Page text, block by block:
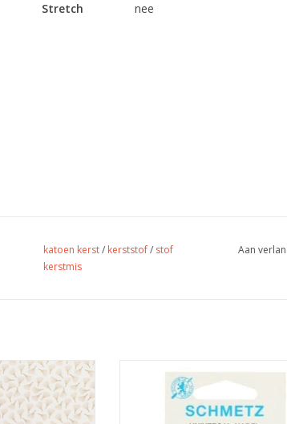
Stretch
nee
katoen kerst/ kerststof/ stof
kerstmis
Aan
cm.
met
Universele machinenaald van
dikte 80 is geschikt voor de